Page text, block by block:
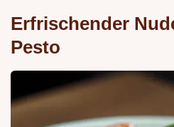
Erfrischender
Pesto